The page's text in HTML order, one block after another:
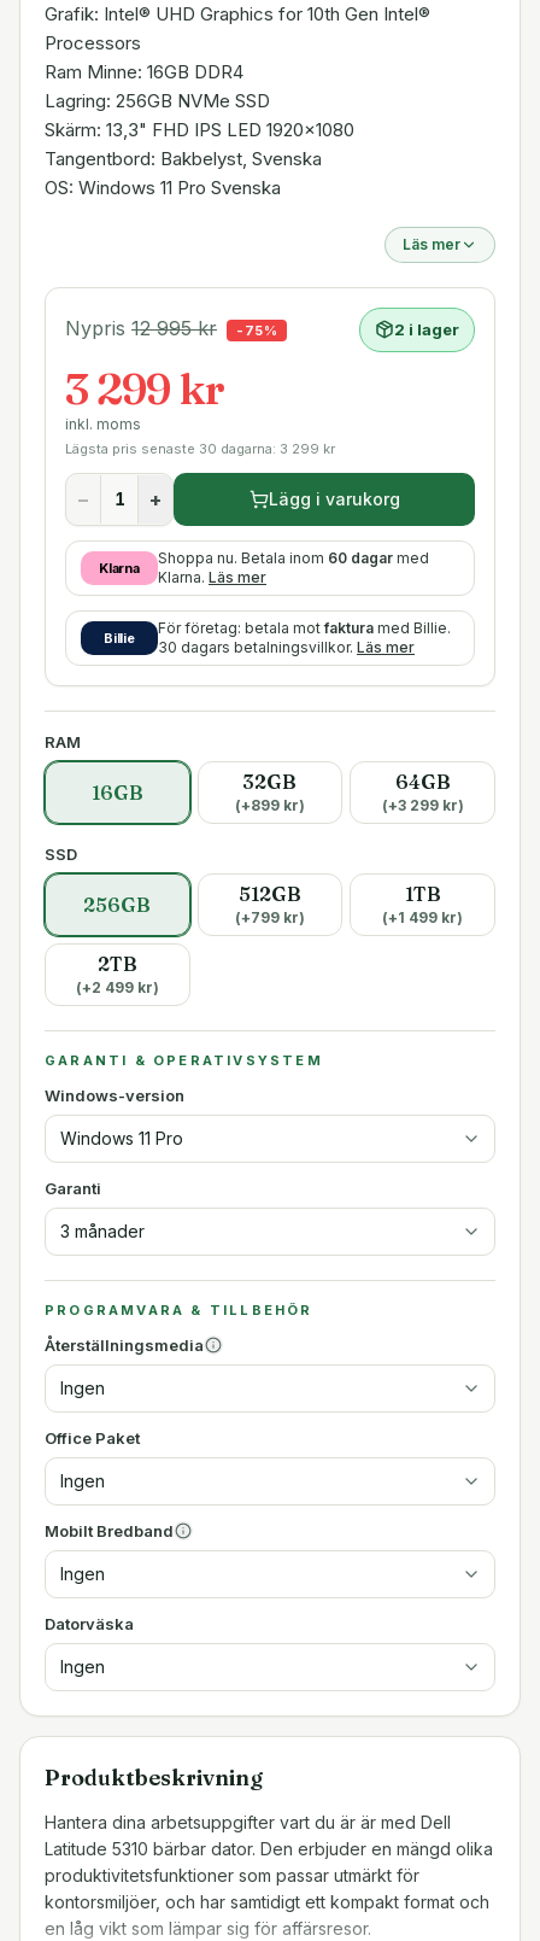
Grafik: Intel® UHD Graphics for 10th Gen Intel®
Processors
Ram Minne: 16GB DDR4
Lagring: 256GB NVMe SSD
Skärm: 13,3" FHD IPS LED 1920x1080
Tangentbord: Bakbelyst, Svenska
OS: Windows 11 Pro Svenska
Läs mer
Nypris 12 995kr - 75% 2 i lager
3 299 kr
inkl. moms
Lägsta pris senaste 30 dagarna: 3 299 kr
− + Lägg i varukorg
Klarna
Shoppa nu. Betala inom 60 dagar med
Klarna. Läs mer
Billie
För företag: betala motfaktura med Billie.
30 dagars betalningsvillkor. Läs mer
RAM
16GB 32GB
(+899kr)
64GB
(+3 299kr)
SSD
256GB 512GB
(+799kr)
1TB
(+1 499 kr)
2TB
(+2 499kr)
GARANTI & OPERATIVSYSTEM
Windows-version
Windows 11 Pro
Garanti
3 månader
PROGRAMVARA & TILLBEHÖR
Återställningsmedia
Ingen
Office Paket
Ingen
Mobilt Bredband
Ingen
Datorväska
Ingen
Produktbeskrivning
Hantera dina arbetsuppgifter vart du är är med Dell
Latitude 5310 bärbar dator. Den erbjuder en mängd olika
produktivitetsfunktioner som passar utmärkt för
kontorsmiljöer, och har samtidigt ett kompakt format och
en låg vikt som lämpar sig för affärsresor.